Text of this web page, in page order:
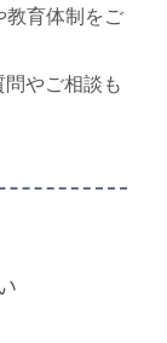
教育体制をご
やご相談も